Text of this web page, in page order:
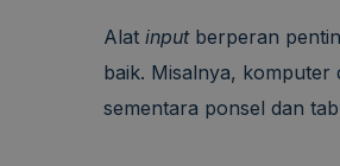
Alat input berperan
baik. Misalnya, komputer
sementara ponsel dan